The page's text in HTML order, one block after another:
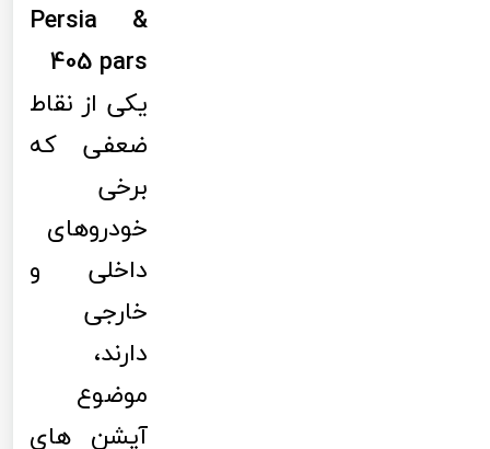
Persia &
405 pars
یکی از نقاط
ضعفی که
برخی
خودروهای
داخلی و
خارجی
دارند،
موضوع
آپشن های